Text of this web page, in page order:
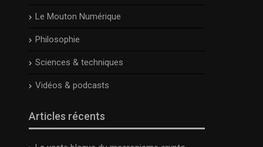
Le Mouton Numérique
Philosophie
Sciences & techniques
Vidéos & podcasts
Articles récents